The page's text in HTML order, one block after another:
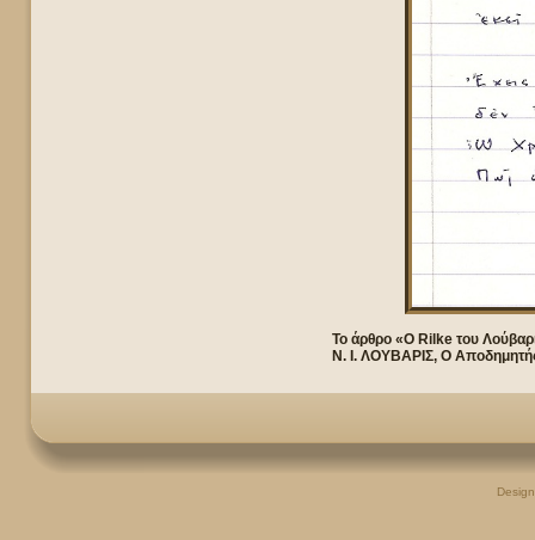
Το άρθρο «Ο Rilke του
Ν. Ι. ΛΟΥΒΑΡΙΣ, Ο